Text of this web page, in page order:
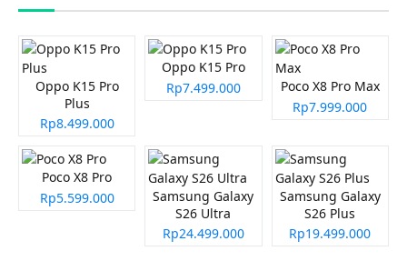
Oppo K15 Pro
Plus
Rp8.499.000
Oppo K15 Pro
Rp7.499.000
Poco X8 Pro Max
Rp7.999.000
Poco X8 Pro
Rp5.599.000
Samsung Galaxy
S26 Ultra
Rp24.499.000
Samsung Galaxy
S26 Plus
Rp19.499.000